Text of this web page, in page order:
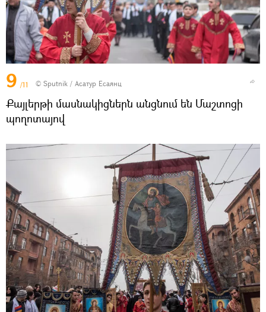
9 /11 © Sputnik / Асатур Есаянц
Քայլերթի մասնակիցներն անցնում են Մաշտոցի
պողոտայով